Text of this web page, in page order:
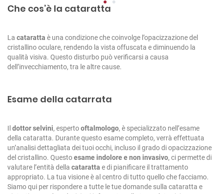
1 2
Che cos’è la cataratta
La cataratta è una condizione che coinvolge l’opacizzazione del
cristallino oculare, rendendo la vista offuscata e diminuendo la
qualità visiva. Questo disturbo può verificarsi a causa
dell’invecchiamento, tra le altre cause.
Esame della catarrata
Il dottor selvini, espertooftalmologo, è specializzato nell’esame
della cataratta. Durante questo esame completo, verrà effettuata
un’analisi dettagliata dei tuoi occhi, incluso il grado di opacizzazione
del cristallino. Questoesame indolore e non invasivo, ci permette di
valutare l’entità della cataratta e di pianificare il trattamento
appropriato. La tua visione è al centro di tutto quello che facciamo.
Siamo qui per rispondere a tutte le tue domande sulla cataratta e